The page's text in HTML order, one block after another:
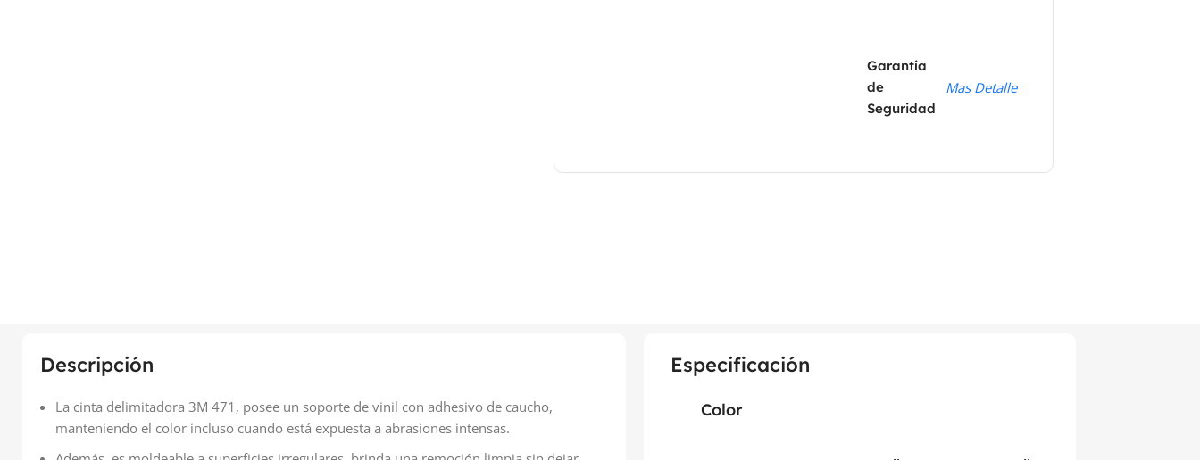
Garantía
de
Seguridad
Mas Detalle
Descripción
La cinta delimitadora 3M 471, posee un soporte de vinil con adhesivo de caucho,
manteniendo el color incluso cuando está expuesta a abrasiones intensas.
Especificación
Color